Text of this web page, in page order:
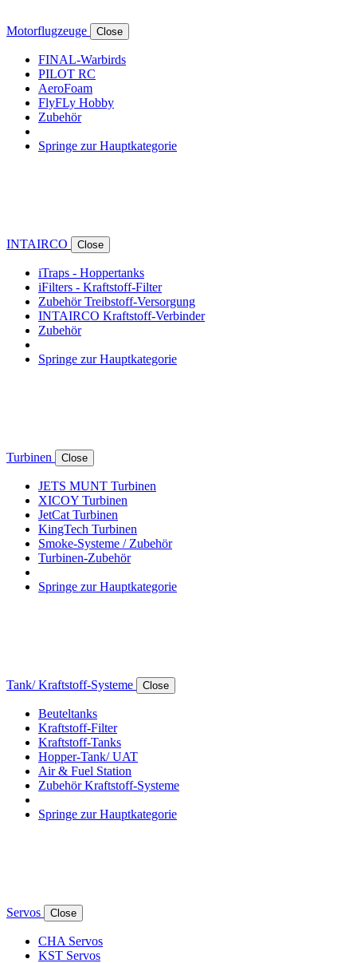
Motorflugzeuge Close
FINAL-Warbirds
PILOT RC
AeroFoam
FlyFLy Hobby
Zubehör
Springe zur Hauptkategorie
INTAIRCO Close
iTraps - Hoppertanks
iFilters - Kraftstoff-Filter
Zubehör Treibstoff-Versorgung
INTAIRCO Kraftstoff-Verbinder
Zubehör
Springe zur Hauptkategorie
Turbinen Close
JETS MUNT Turbinen
XICOY Turbinen
JetCat Turbinen
KingTech Turbinen
Smoke-Systeme / Zubehör
Turbinen-Zubehör
Springe zur Hauptkategorie
Tank/ Kraftstoff-Systeme Close
Beuteltanks
Kraftstoff-Filter
Kraftstoff-Tanks
Hopper-Tank/ UAT
Air & Fuel Station
Zubehör Kraftstoff-Systeme
Springe zur Hauptkategorie
Servos Close
CHA Servos
KST Servos